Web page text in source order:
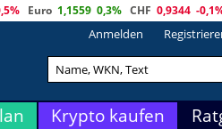
Euro 1,1559 0,3% CHF 0,9344 -
Anmelden
Krypto kaufen